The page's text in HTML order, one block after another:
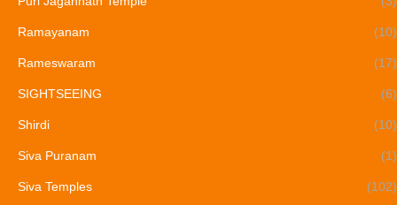
Ramayanam (10)
Rameswaram (17)
SIGHTSEEING (6)
Shirdi (10)
Siva Puranam (1)
Siva Temples (102)